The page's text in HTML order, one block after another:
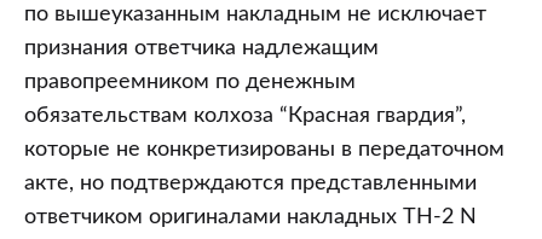
по вышеуказанным накладным не исключает
признания ответчика надлежащим
правопреемником по денежным
обязательствам колхоза “Красная гвардия”,
которые не конкретизированы в передаточном
акте, но подтверждаются представленными
ответчиком оригиналами накладных ТН-2 N